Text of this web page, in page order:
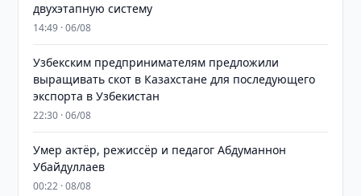
двухэтапную систему
14:49 · 06/08
Узбекским предпринимателям предложили
выращивать скот в Казахстане для последующего
экспорта в Узбекистан
22:30 · 06/08
Умер актёр, режиссёр и педагог Абдуманнон
Убайдуллаев
00:22 · 08/08